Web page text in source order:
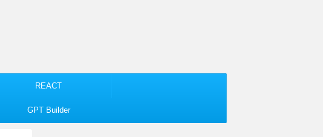
REACT
GPT Builder